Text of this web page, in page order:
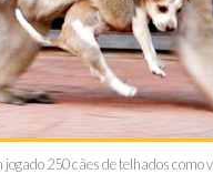
250 cães de telhados como